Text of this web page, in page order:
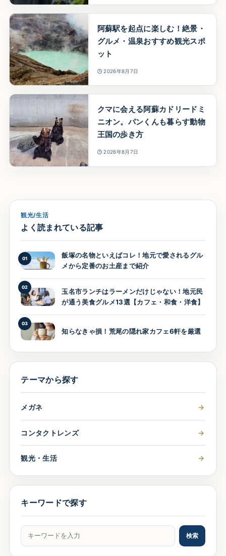
阿蘇駅を起点に楽しむ！絶景・
グルメ・温泉おすすめ観光スポ
ット
2026年8月7日
クマに会える阿蘇カドリードミ
ニオン。パンくんも暮らす動物
王国の歩き方
2026年8月7日
観光/生活
よく読まれている記事
01
飯塚の名物といえばコレ！地元で愛されるグル
メから定番のお土産まで紹介
02
玉名市ランチはラーメンだけじゃない！地元民
が通う美食グルメ13選【カフェ・和食・洋食】
03
知らなきゃ損！荒尾の隠れ家カフェ6軒を厳選
テーマから探す
メガネ →
コンタクトレンズ →
観光・生活 →
キーワードで探す
記事をキーワードで検索 検索